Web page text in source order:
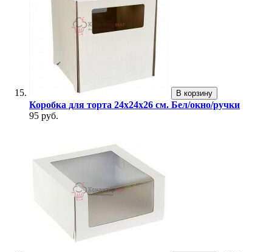
В корзину
Коробка для торта 24х24х26 см. Бел/окно/ручки
95 руб.